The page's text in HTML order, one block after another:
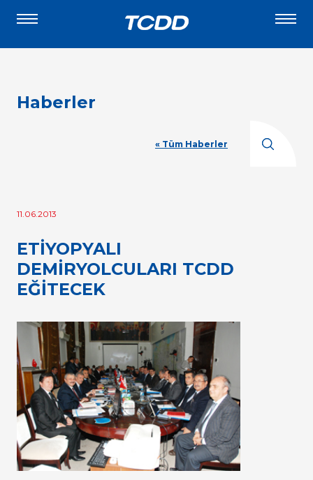
Haberler
« Tüm Haberler
11.06.2013
ETİYOPYALI
DEMİRYOLCULARI TCDD
EĞİTECEK